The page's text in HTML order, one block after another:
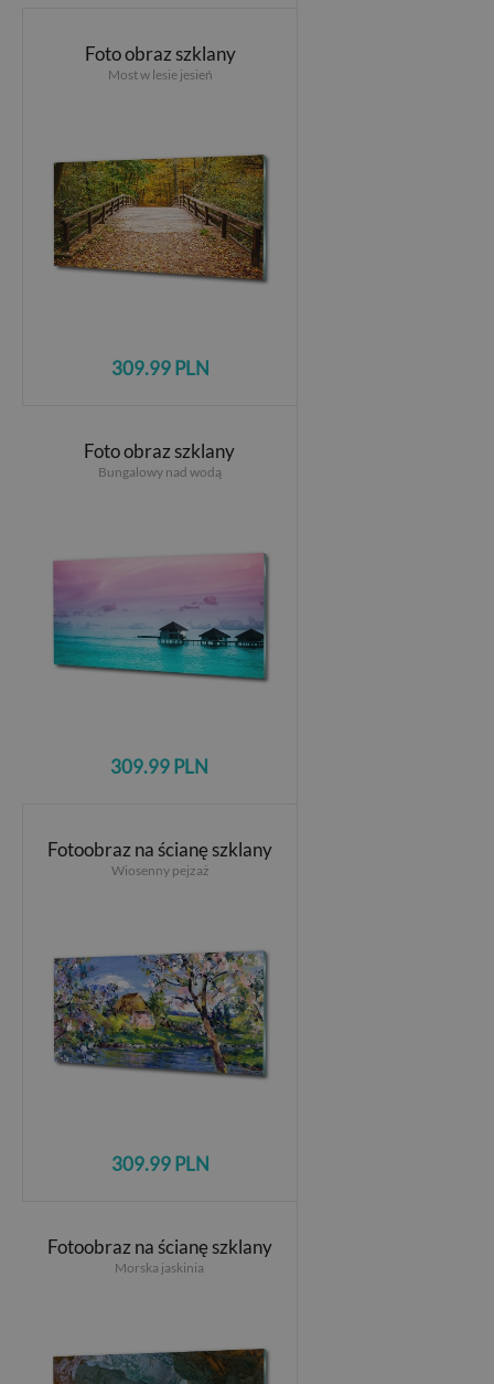
Foto obraz szklany
Most w lesie jesień
309.99 PLN
Foto obraz szklany
Bungalowy nad wodą
309.99 PLN
Fotoobraz na ścianę szklany
Wiosenny pejzaż
309.99 PLN
Fotoobraz na ścianę szklany
Morska jaskinia